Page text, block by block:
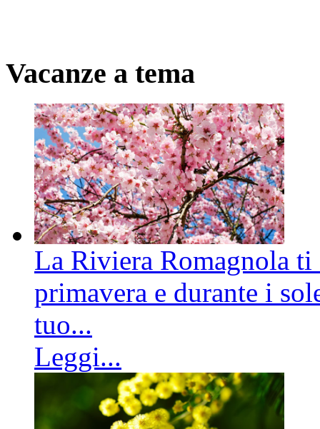
Vacanze a tema
La Riviera Romagnola
primavera e durante i
tuo...
Leggi...